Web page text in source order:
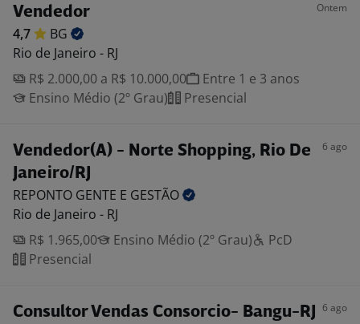
Vendedor Ontem
4,7
BG
Rio de Janeiro - RJ
R$ 2.000,00 a R$ 10.000,00
Entre 1 e 3 anos
Ensino Médio (2º Grau)
Presencial
Vendedor(A) - Norte Shopping, Rio De
Janeiro/RJ
6 ago
REPONTO GENTE E GESTÃO
Rio de Janeiro - RJ
R$ 1.965,00
Ensino Médio (2º Grau)
PcD
Presencial
Consultor Vendas Consorcio- Bangu-RJ 6 ago